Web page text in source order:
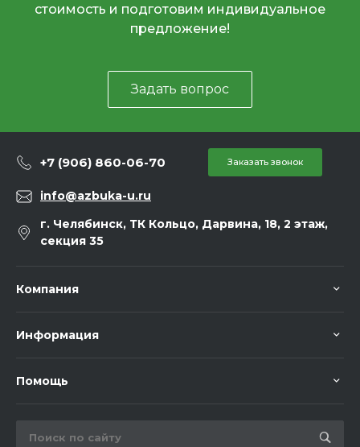
стоимость и подготовим индивидуальное
предложение!
Задать вопрос
+7 (906) 860-06-70 Заказать звонок
info@azbuka-u.ru
г. Челябинск, ТК Кольцо, Дарвина, 18, 2 этаж,
секция 35
Компания
Информация
Помощь